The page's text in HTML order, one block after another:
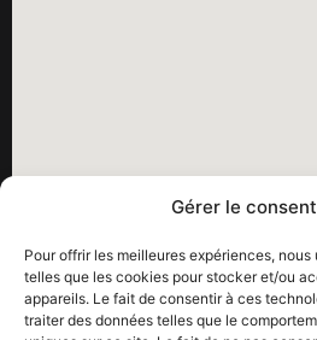
Gérer le
Pour offrir les meilleures expériences,
telles que les cookies pour stocker et/ou
appareils. Le fait de consentir à ces
traiter des données telles que le
Pour nos dernières infos: